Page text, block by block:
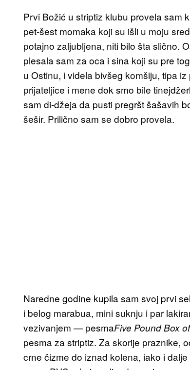
Prvi Božić u striptiz klubu provela sam
pet-šest momaka koji su išli u moju
potajno zaljubljena, niti bilo šta slično.
plesala sam za oca i sina koji su pre
u Ostinu, i videla bivšeg komšiju, tipa
prijateljice i mene dok smo bile
sam di-džeja da pusti pregršt šašavih
šešir. Prilično sam se dobro provela.
Naredne godine kupila sam svoj prvi
i belog marabua, mini suknju i par
vezivanjem — pesmaFive Pound Box
pesma za striptiz. Za skorije praznike,
crne čizme do iznad kolena, iako i